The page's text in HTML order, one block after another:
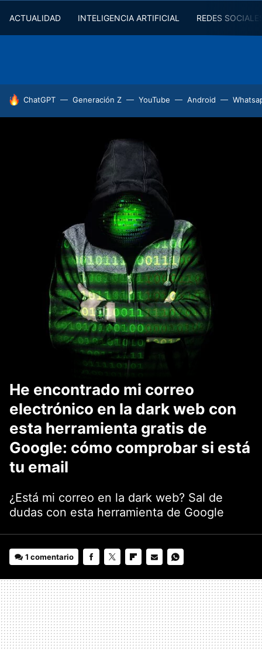
ACTUALIDAD INTELIGENCIA ARTIFICIAL REDES
HOY SE HABLA DE
ChatGPT Generación Z YouTube Android
He encontrado mi correo
electrónico en la dark web con
esta herramienta gratis de
Google: cómo comprobar si está
tu email
¿Está mi correo en la dark web? Sal de
dudas con esta herramienta de Google
1 comentario
MAIL